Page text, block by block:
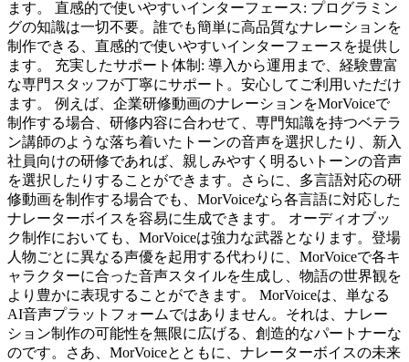
ます。 直感的で使いやすいインターフェース: プログラミン
グの知識は一切不要。誰でも簡単に高品質なナレーションを
制作できる、直感的で使いやすいインターフェースを提供し
ます。 充実したサポート体制: 導入から運用まで、経験豊富
な専門スタッフが丁寧にサポート。安心してご利用いただけ
ます。 例えば、企業研修動画のナレーションをMorVoiceで
制作する場合、研修内容に合わせて、専門知識を持つベテラ
ン講師のような落ち着いたトーンの音声を選択したり、新入
社員向けの研修であれば、親しみやすく明るいトーンの音声
を選択したりすることができます。さらに、多言語対応の研
修動画を制作する場合でも、MorVoiceなら各言語に対応した
ナレーターボイスを容易に生成できます。 オーディオブッ
ク制作においても、MorVoiceは強力な武器となります。登場
人物ごとに異なる声優を起用する代わりに、MorVoiceで各キ
ャラクターに合った音声スタイルを生成し、物語の世界観を
より豊かに表現することができます。 MorVoiceは、単なる
AI音声プラットフォームではありません。それは、ナレー
ション制作の可能性を無限に広げる、創造的なパートナーな
のです。さあ、MorVoiceとともに、ナレーターボイスの未来